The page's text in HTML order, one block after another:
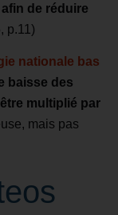
de réduire
p.11)
nationale bas
baisse des
multiplié par
mais pas